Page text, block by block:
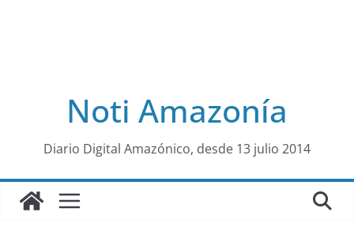
al
Noti Amazonía
Diario Digital Amazónico, desde 13 julio 2014